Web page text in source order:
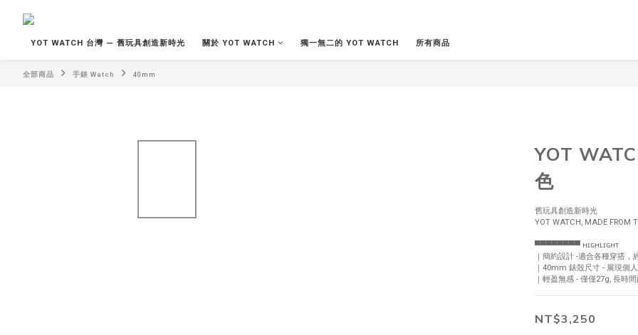
YOT WATCH 台灣 — 舊玩具創造新時光 關於 YOT WATCH 獨一無二的 YOT WATCH 所有商品
全部商品 手錶 Watch 40mm
YOT
色
舊玩具創造新時光
YOT WATCH, MADE FROM
▀▀▀▀▀▀▀▀ ʜɪɢʜʟɪɢʜᴛ
｜簡約設計 -適合各種穿搭，
｜40mm 錶殼尺寸 - 展現個
｜輕盈無感 - 僅僅27g, 長時
NT$3,250